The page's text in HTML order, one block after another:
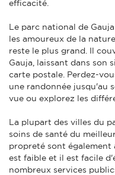
efficacité.
Le parc national de
les amoureux de la
reste le plus grand. Il
Gauja, laissant dans son
carte postale. Perdez-
une randonnée jusqu'au
vue ou explorez les
La plupart des villes du
soins de santé du
propreté sont également
est faible et il est facile
nombreux services